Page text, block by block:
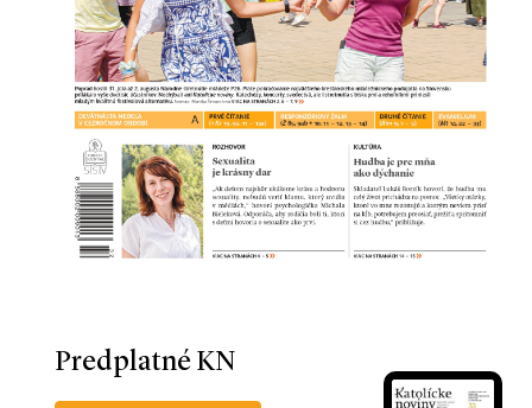
Predplatné KN